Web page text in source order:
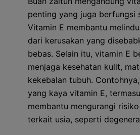
penting yang juga berfungsi
Vitamin E membantu
dari kerusakan yang
bebas. Selain itu, vitamin E
menjaga kesehatan kulit,
kekebalan tubuh.
yang kaya vitamin E,
membantu mengurangi
terkait usia, seperti